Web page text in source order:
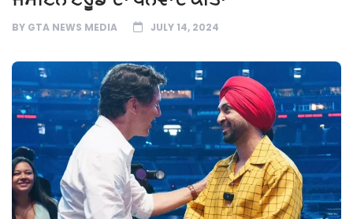
BY GTA NEWS MEDIA JULY 14, 2024